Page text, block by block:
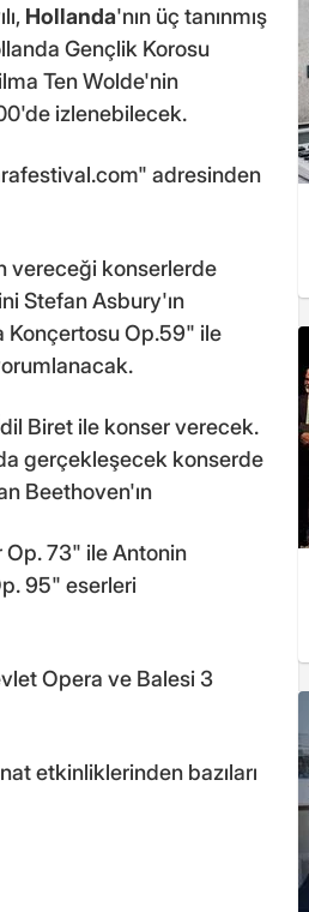
Hollanda'nın üç tanınmış
Gençlik Korosu
Ten Wolde'nin
izlenebilecek.
adresinden
vereceği konserlerde
Stefan Asbury'ın
Konçertosu Op.59" ile
Biret ile konser verecek.
gerçekleşecek konserde
Beethoven'ın
73" ile Antonin
95" eserleri
Opera ve Balesi 3
etkinliklerinden bazıları